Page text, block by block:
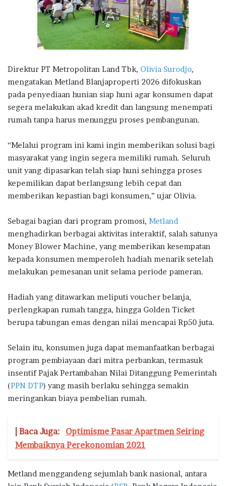
Direktur PT Metropolitan Land Tbk, Olivia Surodjo,
mengatakan Metland Blanjaproperti 2026 difokuskan
pada penyediaan hunian siap huni agar konsumen dapat
segera melakukan akad kredit dan langsung menempati
rumah tanpa harus menunggu proses pembangunan.
“Melalui program ini kami ingin memberikan solusi bagi
masyarakat yang ingin segera memiliki rumah. Seluruh
unit yang dipasarkan telah siap huni sehingga proses
kepemilikan dapat berlangsung lebih cepat dan
memberikan kepastian bagi konsumen,” ujar Olivia.
Sebagai bagian dari program promosi, Metland
menghadirkan berbagai aktivitas interaktif, salah satunya
Money Blower Machine, yang memberikan kesempatan
kepada konsumen memperoleh hadiah menarik setelah
melakukan pemesanan unit selama periode pameran.
Hadiah yang ditawarkan meliputi voucher belanja,
perlengkapan rumah tangga, hingga Golden Ticket
berupa tabungan emas dengan nilai mencapai Rp50 juta.
Selain itu, konsumen juga dapat memanfaatkan berbagai
program pembiayaan dari mitra perbankan, termasuk
insentif Pajak Pertambahan Nilai Ditanggung Pemerintah
(PPN DTP) yang masih berlaku sehingga semakin
meringankan biaya pembelian rumah.
| Baca Juga:
Optimisme Pasar Apartmen Seiring
Membaiknya Perekonomian 2021
Metland menggandeng sejumlah bank nasional, antara